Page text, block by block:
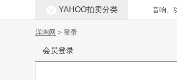
YAHOO拍卖分类 音响、
洋淘网 > 登录
会员登录